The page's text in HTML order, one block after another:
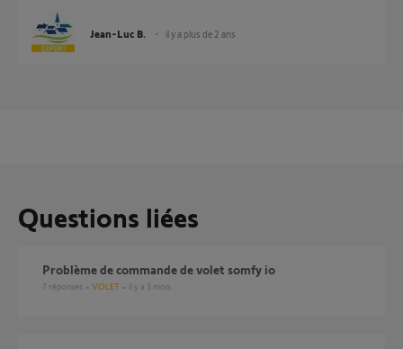
Jean-Luc B. il y a plus de 2 ans
Questions liées
Problème de commande de volet somfy io
7 réponses VOLET il y a 3 mois